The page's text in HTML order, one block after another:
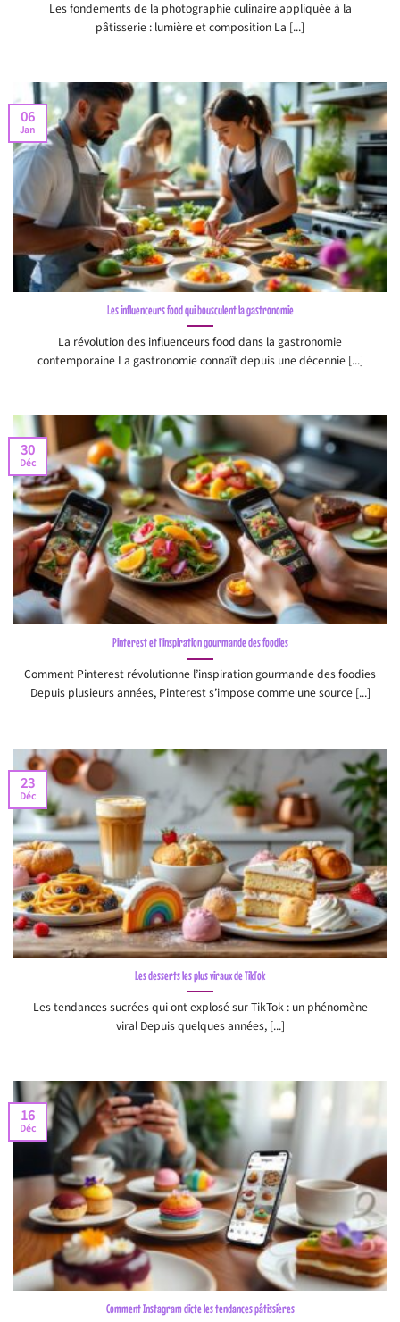
Les fondements de la photographie culinaire appliquée à la
pâtisserie : lumière et composition La [...]
Les influenceurs food qui bousculent la gastronomie
La révolution des influenceurs food dans la gastronomie
contemporaine La gastronomie connaît depuis une décennie [...]
06
Jan
Pinterest et l’inspiration gourmande des foodies
Comment Pinterest révolutionne l’inspiration gourmande des foodies
Depuis plusieurs années, Pinterest s’impose comme une source [...]
30
Déc
Les desserts les plus viraux de TikTok
Les tendances sucrées qui ont explosé sur TikTok : un phénomène
viral Depuis quelques années, [...]
23
Déc
Comment Instagram dicte les tendances pâtissières
16
Déc